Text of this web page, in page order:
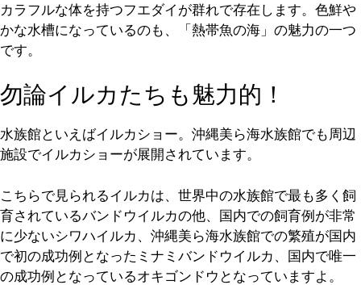
カラフルな体を持つフエダイが群れで存在します。色鮮や
かな水槽になっているのも、「熱帯魚の海」の魅力の一つ
です。
勿論イルカたちも魅力的！
水族館といえばイルカショー。沖縄美ら海水族館でも周辺
施設でイルカショーが展開されています。
こちらで見られるイルカは、世界中の水族館で最も多く飼
育されているバンドウイルカの他、国内での飼育例が非常
に少ないシワハイルカ、沖縄美ら海水族館での繁殖が国内
で初の成功例となったミナミバンドウイルカ、国内で唯一
の成功例となっているオキゴンドウとなっていますよ。